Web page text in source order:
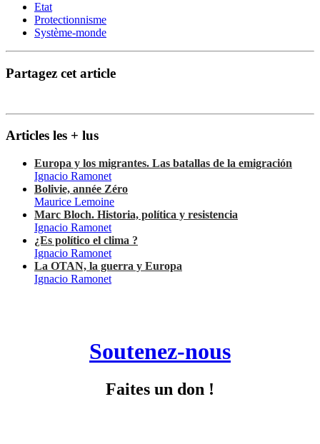
Etat
Protectionnisme
Système-monde
Partagez cet article
Articles les + lus
Europa y los migrantes. Las batallas de la emigración
Ignacio Ramonet
Bolivie, année Zéro
Maurice Lemoine
Marc Bloch. Historia, política y resistencia
Ignacio Ramonet
¿Es político el clima ?
Ignacio Ramonet
La OTAN, la guerra y Europa
Ignacio Ramonet
Soutenez-nous
Faites un don !